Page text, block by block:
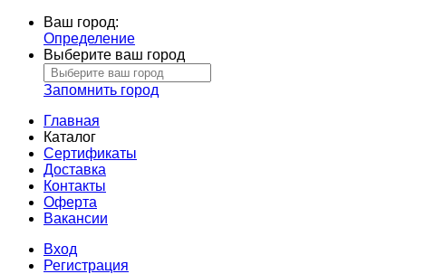
Ваш город:
Определение
Выберите ваш город
Запомнить город
Главная
Каталог
Сертификаты
Доставка
Контакты
Оферта
Вакансии
Вход
Регистрация